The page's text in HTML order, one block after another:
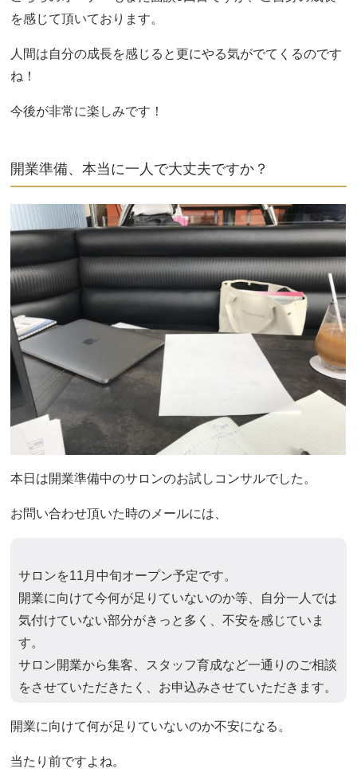
を感じて頂いております。
人間は自分の成長を感じると更にやる気がでてくるのです
ね！
今後が非常に楽しみです！
開業準備、本当に一人で大丈夫ですか？
本日は開業準備中のサロンのお試しコンサルでした。
お問い合わせ頂いた時のメールには、
サロンを11月中旬オープン予定です。
開業に向けて今何が足りていないのか等、自分一人では
気付けていない部分がきっと多く、不安を感じていま
す。
サロン開業から集客、スタッフ育成など一通りのご相談
をさせていただきたく、お申込みさせていただきます。
開業に向けて何が足りていないのか不安になる。
当たり前ですよね。